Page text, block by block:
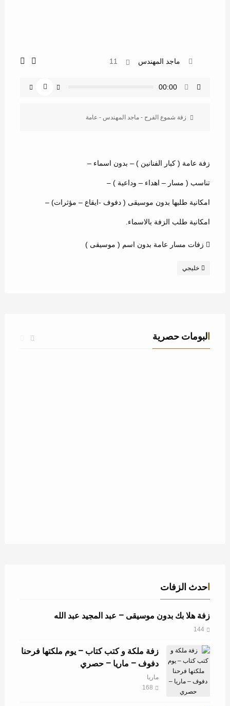
ماجد المهندس 11
00:00
زفة شموع الفرح - ماجد المهندس - عامة
زفة عامة ( كبار الفنانين ) – بدون اسماء –
تناسب ( مسار – اهداء – وداعية ) –
امكانية طلبها بدون موسيقى ( دفوف -ايقاع – مؤثرات) –
امكانية طلب الزفة بالاسماء.
زفات مسار عامة بدون اسم ( موسيقى )
خليجي
البومات حصرية
زفة استدل النور – عباس ابراهيم – عامة
احدث الزفات
زفة هلا بك بدون موسيقى – عبد المجيد عبد الله
144
زفة ملكة و كتب كتاب – يوم ملكتها فرحنا
دفوف – ماريا – حصري
ماريا
168